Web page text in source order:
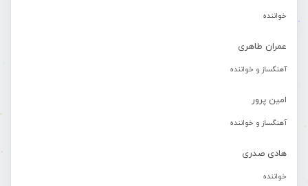
خواننده
عمران طاهری
آهنگساز و خواننده
امین پرور
آهنگساز و خواننده
هادی صدری
خواننده